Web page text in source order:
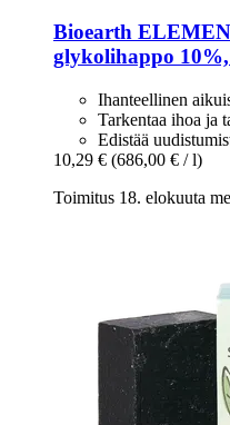
Bioearth
glykolihappo
Ihanteellinen
Tarkentaa ihoa ja
Edistää
10,29 € (686,00 € / l)
Toimitus 18. elokuuta